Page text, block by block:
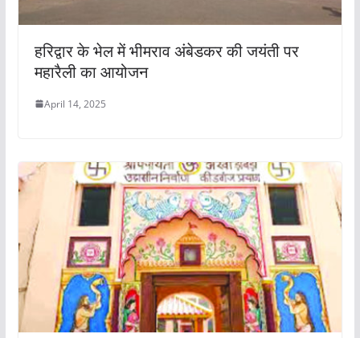
हरिद्वार के भेल में भीमराव अंबेडकर की जयंती पर
महारैली का आयोजन
April 14, 2025